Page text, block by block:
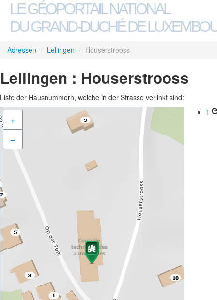
LE GÉOPORTAIL NATIONAL
DU GRAND-DUCHÉ DE
Adressen / Lellingen / Houserstrooss
Lellingen : Houserstrooss
Liste der Hausnummern, welche in der Strasse verlinkt sind:
+
–
1